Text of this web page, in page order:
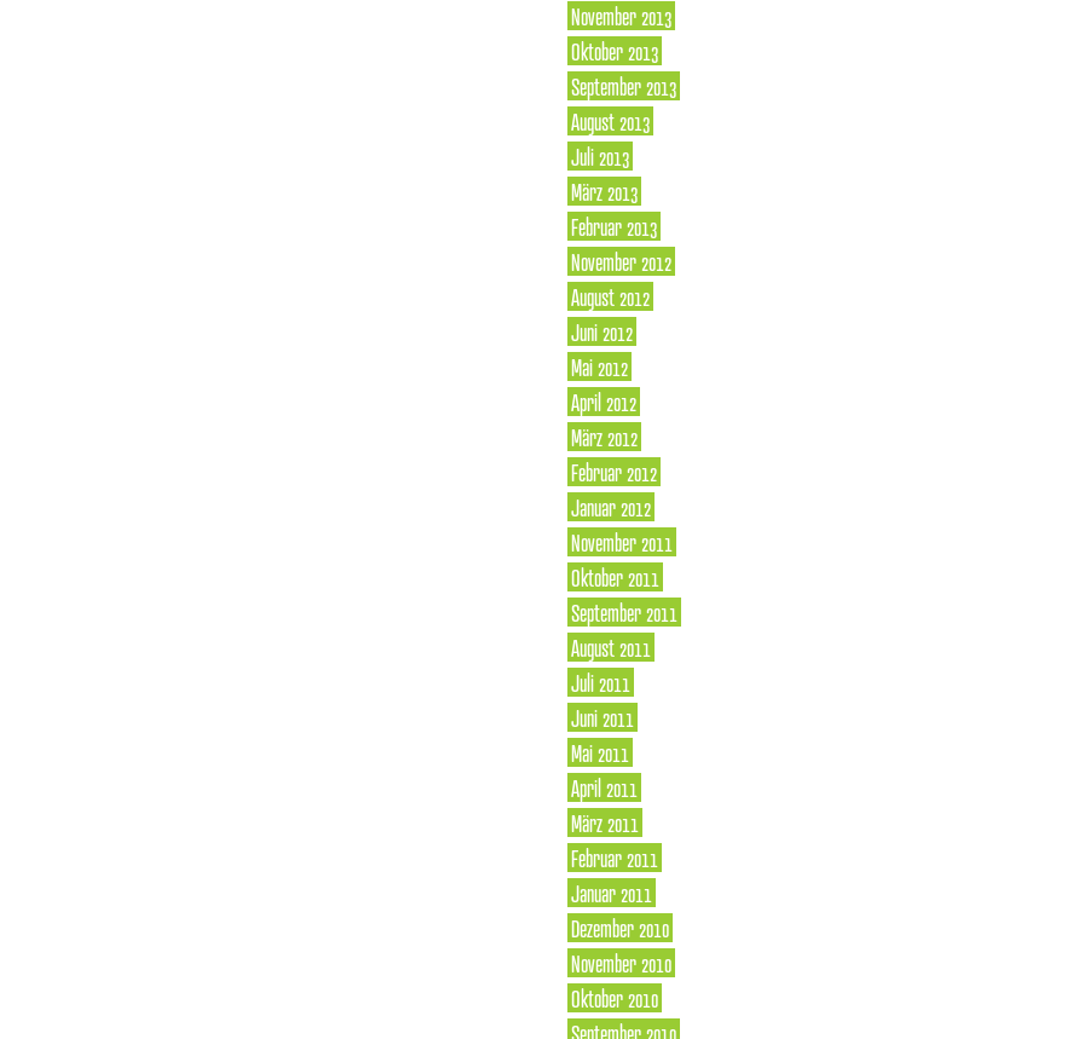
November 2013
Oktober 2013
September 2013
August 2013
Juli 2013
März 2013
Februar 2013
November 2012
August 2012
Juni 2012
Mai 2012
April 2012
März 2012
Februar 2012
Januar 2012
November 2011
Oktober 2011
September 2011
August 2011
Juli 2011
Juni 2011
Mai 2011
April 2011
März 2011
Februar 2011
Januar 2011
Dezember 2010
November 2010
Oktober 2010
September 2010